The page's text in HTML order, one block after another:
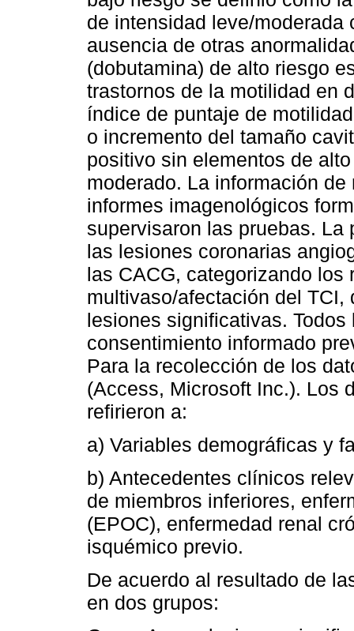
de intensidad leve/
ausencia de otras
(dobutamina) de alto riesgo
trastornos de la motilidad en
índice de puntaje de
o incremento del tamaño
positivo sin elementos de
moderado. La información
informes imagenológicos
supervisaron las pruebas.
las lesiones coronarias
las CACG, categorizando
multivaso/afectación del
lesiones significativas.
consentimiento informado
Para la recolección de los
(Access, Microsoft Inc.). Los
refirieron a:
a) Variables demográficas y
b) Antecedentes clínicos
de miembros inferiores,
(EPOC), enfermedad renal
isquémico previo.
De acuerdo al resultado de
en dos grupos: